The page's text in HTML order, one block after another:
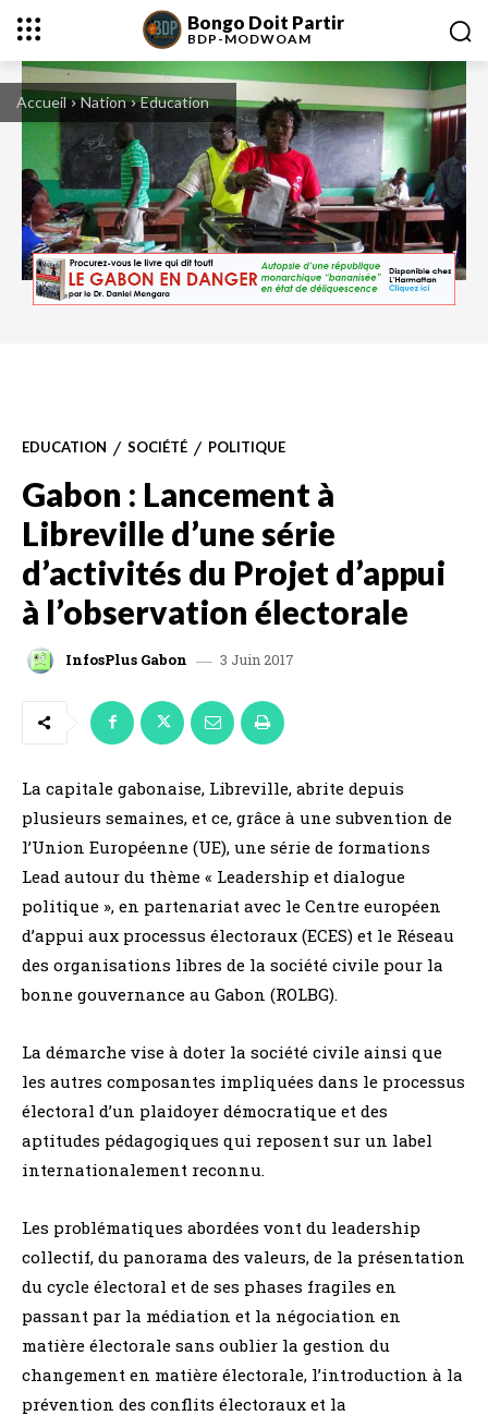
Bongo Doit Partir
BDP-MODWOAM
Accueil Nation Education
Une électrice dépose son bulletin dans l'urne d'un bureau de vote, à Libreville,
lors de l'élection présidentielle du 27 août 2016 au Gabon. © REUTERS/Erauds
Wilfried Obangome
EDUCATION SOCIÉTÉ POLITIQUE
Gabon : Lancement à
Libreville d’une série
d’activités du Projet d’appui
à l’observation électorale
InfosPlus Gabon 3 Juin 2017
La capitale gabonaise, Libreville, abrite depuis
plusieurs semaines, et ce, grâce à une subvention de
l’Union Européenne (UE), une série de formations
Lead autour du thème « Leadership et dialogue
politique », en partenariat avec le Centre européen
d’appui aux processus électoraux (ECES) et le Réseau
des organisations libres de la société civile pour la
bonne gouvernance au Gabon (ROLBG).
La démarche vise à doter la société civile ainsi que
les autres composantes impliquées dans le processus
électoral d’un plaidoyer démocratique et des
aptitudes pédagogiques qui reposent sur un label
internationalement reconnu.
Les problématiques abordées vont du leadership
collectif, du panorama des valeurs, de la présentation
du cycle électoral et de ses phases fragiles en
passant par la médiation et la négociation en
matière électorale sans oublier la gestion du
changement en matière électorale, l’introduction à la
prévention des conflits électoraux et la